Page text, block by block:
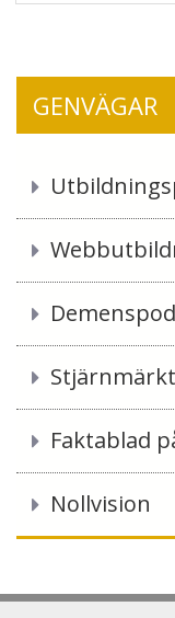
GENVÄGAR
Stjärnmärkt
Faktablad
Nollvision